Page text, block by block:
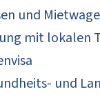
und
mit lokalen
und